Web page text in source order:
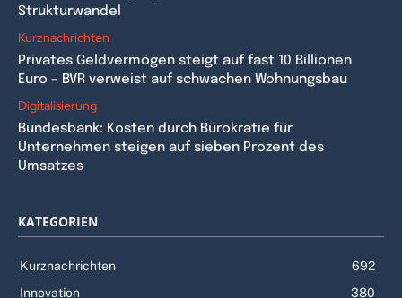
Strukturwandel
Kurznachrichten
Privates Geldvermögen steigt auf fast 10 Billionen
Euro – BVR verweist auf schwachen Wohnungsbau
Digitalisierung
Bundesbank: Kosten durch Bürokratie für
Unternehmen steigen auf sieben Prozent des
Umsatzes
KATEGORIEN
Kurznachrichten
692
Innovation
380